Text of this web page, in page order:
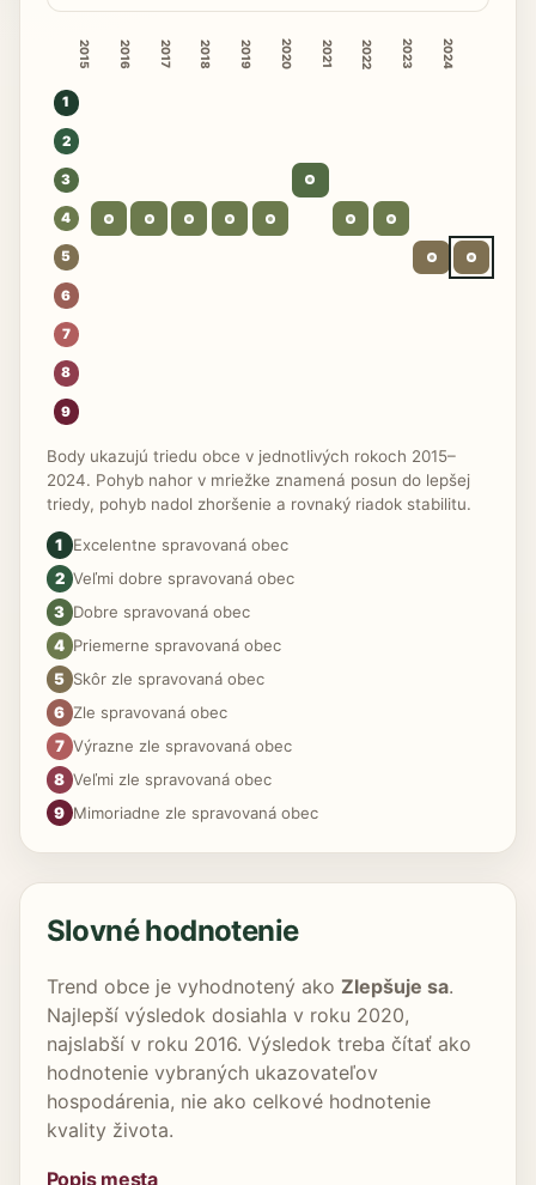
2015 2016 2017 2018 2019 2020 2021 2022 2023 2024
1
2
3
4
5
6
7
8
9
Body ukazujú triedu obce v jednotlivých rokoch 2015–
2024. Pohyb nahor v mriežke znamená posun do lepšej
triedy, pohyb nadol zhoršenie a rovnaký riadok stabilitu.
1 Excelentne spravovaná obec
2 Veľmi dobre spravovaná obec
3 Dobre spravovaná obec
4 Priemerne spravovaná obec
5 Skôr zle spravovaná obec
6 Zle spravovaná obec
7 Výrazne zle spravovaná obec
8 Veľmi zle spravovaná obec
9 Mimoriadne zle spravovaná obec
Slovné hodnotenie
Trend obce je vyhodnotený ako Zlepšuje sa.
Najlepší výsledok dosiahla v roku 2020,
najslabší v roku 2016. Výsledok treba čítať ako
hodnotenie vybraných ukazovateľov
hospodárenia, nie ako celkové hodnotenie
kvality života.
Popis mesta